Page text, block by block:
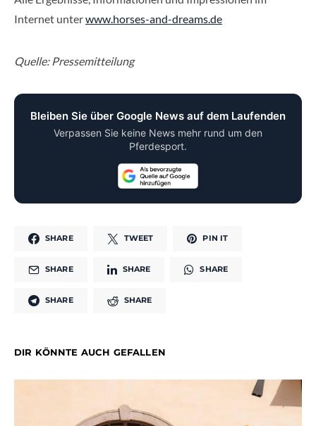
Internet unterwww.horses-and-dreams.de
Quelle: Pressemitteilung
Bleiben Sie über Google News auf dem Laufenden
Verpassen Sie keine News mehr rund um den
Pferdesport.
SHARE TWEET PIN IT
SHARE SHARE SHARE
SHARE SHARE
DIR KÖNNTE AUCH GEFALLEN